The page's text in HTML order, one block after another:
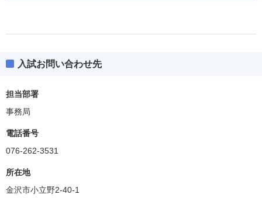
偏差値
美術－日本画
美術－油画
美術－彫刻
入試お問い合わせ先
担当部署
事務局
電話番号
076-262-3531
所在地
金沢市小立野2-40-1